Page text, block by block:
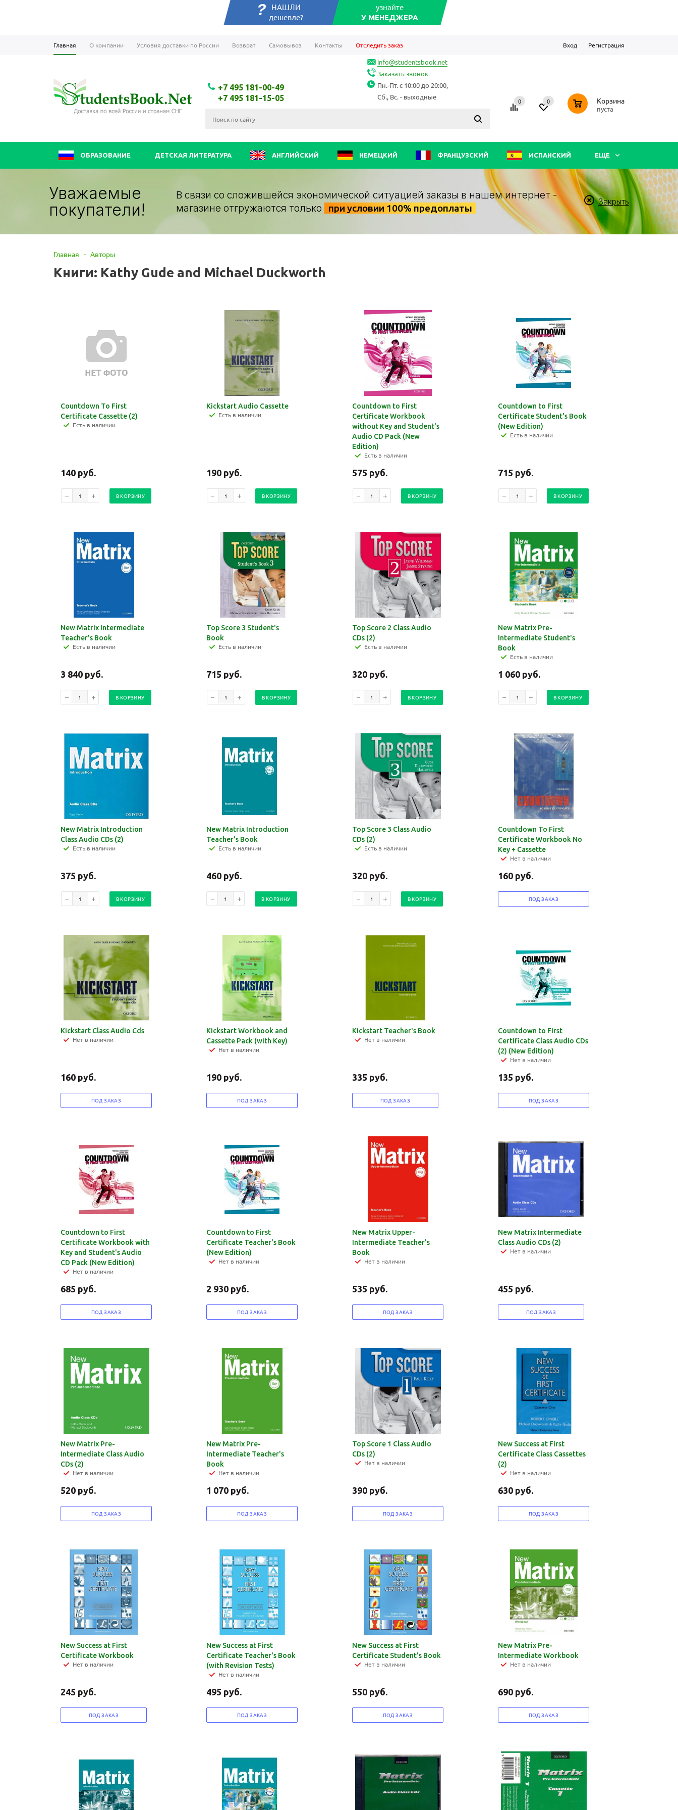
НАШЛИ
дешевле?
узнайте
У МЕНЕДЖЕРА
Главная О компании Условия доставки по России Возврат Самовывоз Контакты Отследить заказ Вход Регистрация
+7 495 181-00-49
+7 495 181-15-05
info@studentsbook.net
Заказать звонок
Пн.-Пт. с 10:00 до 20:00,
Сб., Вс. - выходные
0 0 0 Корзина
пуста
ОБРАЗОВАНИЕ ДЕТСКАЯ ЛИТЕРАТУРА АНГЛИЙСКИЙ НЕМЕЦКИЙ ФРАНЦУЗСКИЙ ИСПАНСКИЙ ЕЩЕ
Уважаемые
покупатели!
В связи со сложившейся экономической ситуацией заказы в нашем интернет -
магазине отгружаются только
при условии 100% предоплаты
Закрыть
Главная - Авторы
Книги: Kathy Gude and Michael Duckworth
Countdown To First
Certificate Cassette (2)
Есть в наличии
140 руб.
В КОРЗИНУ
Kickstart Audio Cassette
Есть в наличии
190 руб.
В КОРЗИНУ
Countdown to First
Certificate Workbook
without Key and Student's
Audio CD Pack (New
Edition)
Есть в наличии
575 руб.
В КОРЗИНУ
Countdown to First
Certificate Student's Book
(New Edition)
Есть в наличии
715 руб.
В КОРЗИНУ
New Matrix Intermediate
Teacher's Book
Есть в наличии
3 840 руб.
В КОРЗИНУ
Top Score 3 Student's
Book
Есть в наличии
715 руб.
В КОРЗИНУ
Top Score 2 Class Audio
CDs (2)
Есть в наличии
320 руб.
В КОРЗИНУ
New Matrix Pre-
Intermediate Student's
Book
Есть в наличии
1 060 руб.
В КОРЗИНУ
New Matrix Introduction
Class Audio CDs (2)
Есть в наличии
375 руб.
В КОРЗИНУ
New Matrix Introduction
Teacher's Book
Есть в наличии
460 руб.
В КОРЗИНУ
Top Score 3 Class Audio
CDs (2)
Есть в наличии
320 руб.
В КОРЗИНУ
Countdown To First
Certificate Workbook No
Key + Cassette
Нет в наличии
160 руб.
ПОД ЗАКАЗ
Kickstart Class Audio Cds
Нет в наличии
160 руб.
ПОД ЗАКАЗ
Kickstart Workbook and
Cassette Pack (with Key)
Нет в наличии
190 руб.
ПОД ЗАКАЗ
Kickstart Teacher's Book
Нет в наличии
335 руб.
ПОД ЗАКАЗ
Countdown to First
Certificate Class Audio CDs
(2) (New Edition)
Нет в наличии
135 руб.
ПОД ЗАКАЗ
Countdown to First
Certificate Workbook with
Key and Student's Audio
CD Pack (New Edition)
Нет в наличии
685 руб.
ПОД ЗАКАЗ
Countdown to First
Certificate Teacher's Book
(New Edition)
Нет в наличии
2 930 руб.
ПОД ЗАКАЗ
New Matrix Upper-
Intermediate Teacher's
Book
Нет в наличии
535 руб.
ПОД ЗАКАЗ
New Matrix Intermediate
Class Audio CDs (2)
Нет в наличии
455 руб.
ПОД ЗАКАЗ
New Matrix Pre-
Intermediate Class Audio
CDs (2)
Нет в наличии
520 руб.
ПОД ЗАКАЗ
New Matrix Pre-
Intermediate Teacher's
Book
Нет в наличии
1 070 руб.
ПОД ЗАКАЗ
Top Score 1 Class Audio
CDs (2)
Нет в наличии
390 руб.
ПОД ЗАКАЗ
New Success at First
Certificate Class Cassettes
(2)
Нет в наличии
630 руб.
ПОД ЗАКАЗ
New Success at First
Certificate Workbook
Нет в наличии
245 руб.
ПОД ЗАКАЗ
New Success at First
Certificate Teacher's Book
(with Revision Tests)
Нет в наличии
495 руб.
ПОД ЗАКАЗ
New Success at First
Certificate Student's Book
Нет в наличии
550 руб.
ПОД ЗАКАЗ
New Matrix Pre-
Intermediate Workbook
Нет в наличии
690 руб.
ПОД ЗАКАЗ
Ваш E-mail:
Ваш E-mail: